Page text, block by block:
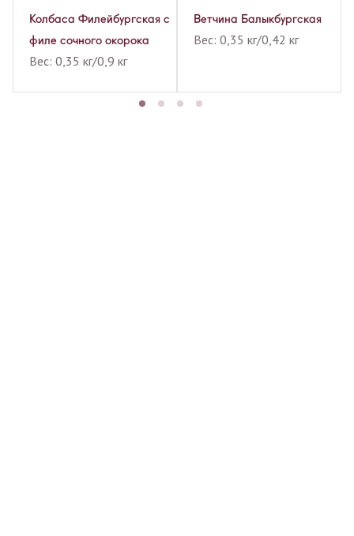
Колбаса Филейбургская с
филе сочного окорока
Вес: 0,35 кг/0,9 кг
Ветчина Балыкбургская
Вес: 0,35 кг/0,42 кг